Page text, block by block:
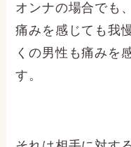
オンナの場合でも
痛みを感じても我
くの男性も痛みを
す。